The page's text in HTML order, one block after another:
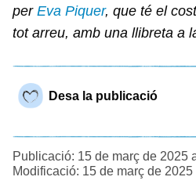
per Eva Piquer, que té el
tot arreu, amb una llibreta a
Desa la publicació
Publicació: 15 de març de 2025
Modificació: 15 de març de